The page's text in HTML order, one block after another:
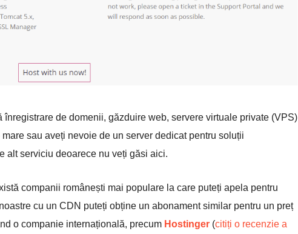
de domenii, găzduire web, servere virtuale private (VPS)
sau aveți nevoie de un server dedicat pentru soluții
alt serviciu deoarece nu veți găsi aici.
companii românești mai populare la care puteți apela pentru
cu un CDN puteți obține un abonament similar pentru un preț
o companie internațională, precum Hostinger (citiți o recenzie a